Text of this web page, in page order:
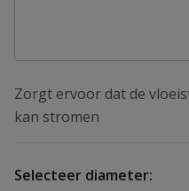
Zorgt ervoor dat de
kan stromen
Selecteer diameter: